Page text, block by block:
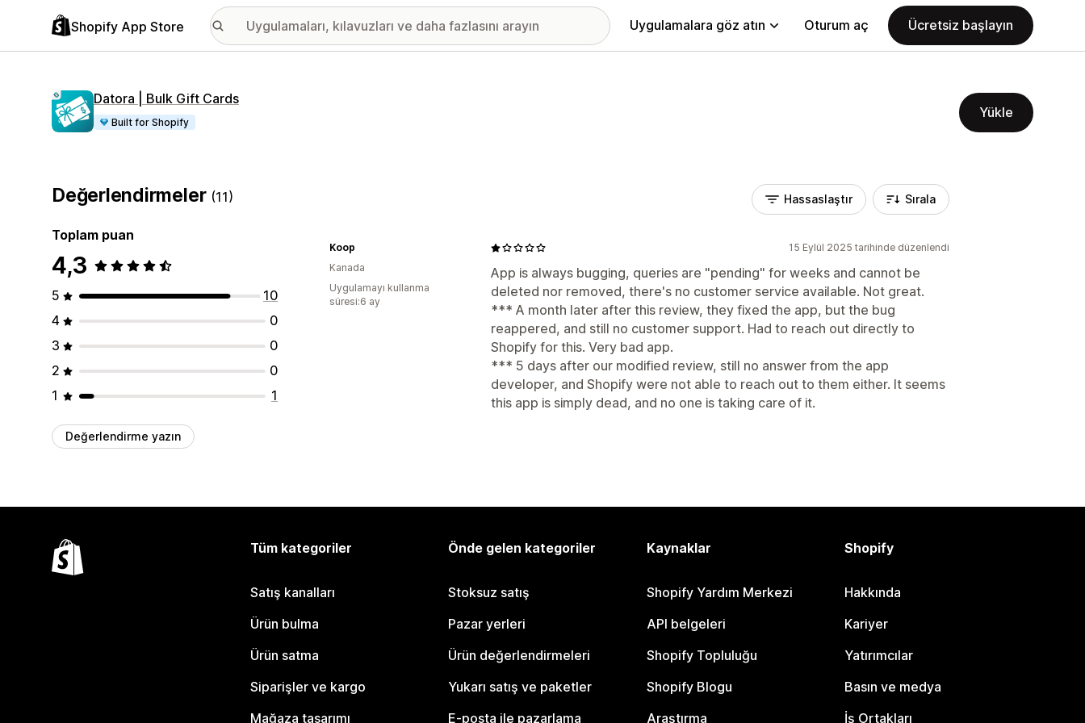
Shopify App Store Uygulamalara göz atın Oturum aç Ücretsiz başlayın
Datora | Bulk Gift Cards
Built for Shopify
Yükle
Değerlendirmeler (11)
Toplam puan
4,3
5
10
4
0
3
0
2
0
1
1
Değerlendirme yazın
Hassaslaştır Sırala
15 Eylül 2025 tarihinde düzenlendi
App is always bugging, queries are "pending" for weeks and cannot be
deleted nor removed, there's no customer service available. Not great.
*** A month later after this review, they fixed the app, but the bug
reappered, and still no customer support. Had to reach out directly to
Shopify for this. Very bad app.
*** 5 days after our modified review, still no answer from the app
developer, and Shopify were not able to reach out to them either. It seems
this app is simply dead, and no one is taking care of it.
Koop
Kanada
Uygulamayı kullanma
süresi:6 ay
Tüm kategoriler
Satış kanalları
Ürün bulma
Ürün satma
Siparişler ve kargo
Mağaza tasarımı
Önde gelen kategoriler
Stoksuz satış
Pazar yerleri
Ürün değerlendirmeleri
Yukarı satış ve paketler
E-posta ile pazarlama
Kaynaklar
Shopify Yardım Merkezi
API belgeleri
Shopify Topluluğu
Shopify Blogu
Araştırma
Shopify
Hakkında
Kariyer
Yatırımcılar
Basın ve medya
İş Ortakları